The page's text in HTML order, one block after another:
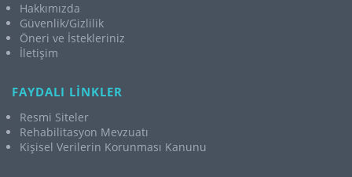
Hakkımızda
Güvenlik/Gizlilik
Öneri ve İstekleriniz
İletişim
FAYDALI LİNKLER
Resmi Siteler
Rehabilitasyon Mevzuatı
Kişisel Verilerin Korunması Kanunu